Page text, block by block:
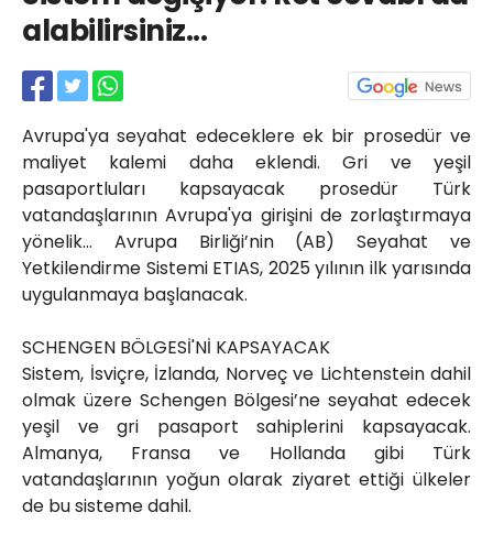
alabilirsiniz...
Avrupa'ya seyahat edeceklere ek bir prosedür ve
maliyet kalemi daha eklendi. Gri ve yeşil
pasaportluları kapsayacak prosedür Türk
vatandaşlarının Avrupa'ya girişini de zorlaştırmaya
yönelik... Avrupa Birliği’nin (AB) Seyahat ve
Yetkilendirme Sistemi ETIAS, 2025 yılının ilk yarısında
uygulanmaya başlanacak.
SCHENGEN BÖLGESİ'Nİ KAPSAYACAK
Sistem, İsviçre, İzlanda, Norveç ve Lichtenstein dahil
olmak üzere Schengen Bölgesi’ne seyahat edecek
yeşil ve gri pasaport sahiplerini kapsayacak.
Almanya, Fransa ve Hollanda gibi Türk
vatandaşlarının yoğun olarak ziyaret ettiği ülkeler
de bu sisteme dahil.
Akkavaklar Caddesi No:17/4 İzmit-
kocaelisokak@gmail.com